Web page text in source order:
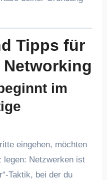
Tipps für
im
eingehen, möchten
legen: Netzwerken ist
Taktik, bei der du